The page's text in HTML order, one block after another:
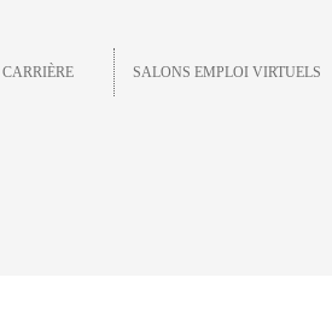
SALONS EMPLOI VIRTUELS